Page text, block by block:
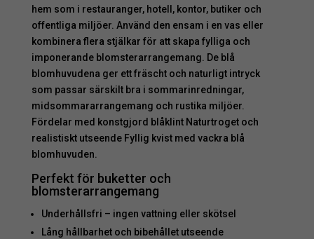
hem som i restauranger, hotell, kontor, butiker och
offentliga miljöer. Använd den ensam i en vas eller
kombinera flera stjälkar för att skapa fylliga och
imponerande blomsterarrangemang. De blå
blomhuvudena ger ett fräscht och naturligt intryck
som passar särskilt bra i sommarinredningar,
midsommararrangemang och rustika miljöer.
Fördelar med konstgjord blåklint Naturtroget och
realistiskt utseende Fyllig kvist med vackra blå
blomhuvuden.
Perfekt för buketter och
blomsterarrangemang
Underhållsfri – ingen vattning eller skötsel
Lång hållbarhet och bibehållet utseende